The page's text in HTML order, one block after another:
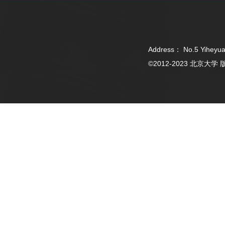
Address： No.5
©2012-2023 北京大学